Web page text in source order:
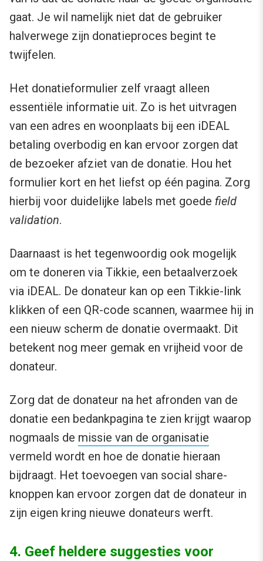
gaat. Je wil namelijk niet dat de gebruiker
halverwege zijn donatieproces begint te
twijfelen.
Het donatieformulier zelf vraagt alleen
essentiële informatie uit. Zo is het uitvragen
van een adres en woonplaats bij een iDEAL
betaling overbodig en kan ervoor zorgen dat
de bezoeker afziet van de donatie. Hou het
formulier kort en het liefst op één pagina. Zorg
hierbij voor duidelijke labels met goede field
validation.
Daarnaast is het tegenwoordig ook mogelijk
om te doneren via Tikkie, een betaalverzoek
via iDEAL. De donateur kan op een Tikkie-link
klikken of een QR-code scannen, waarmee hij in
een nieuw scherm de donatie overmaakt. Dit
betekent nog meer gemak en vrijheid voor de
donateur.
Zorg dat de donateur na het afronden van de
donatie een bedankpagina te zien krijgt waarop
nogmaals de missie van de organisatie
vermeld wordt en hoe de donatie hieraan
bijdraagt. Het toevoegen van social share-
knoppen kan ervoor zorgen dat de donateur in
zijn eigen kring nieuwe donateurs werft.
4. Geef heldere suggesties voor